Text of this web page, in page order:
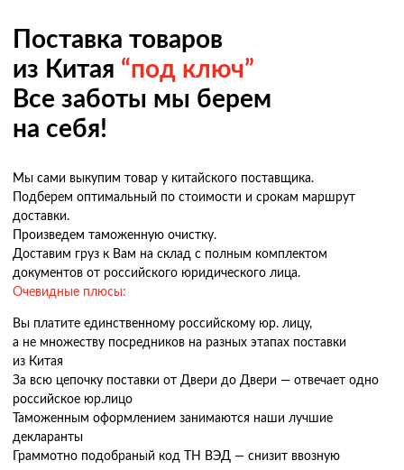
Поставка товаров
из Китая “под ключ”
Все заботы мы берем
на себя!
Мы сами выкупим товар у китайского поставщика.
Подберем оптимальный по стоимости и срокам маршрут
доставки.
Произведем таможенную очистку.
Доставим груз к Вам на склад с полным комплектом
документов от российского юридического лица.
Очевидные плюсы:
Вы платите единственному российскому юр. лицу,
а не множеству посредников на разных этапах поставки
из Китая
За всю цепочку поставки от Двери до Двери — отвечает одно
российское юр.лицо
Таможенным оформлением занимаются наши лучшие
декларанты
Граммотно подобраный код ТН ВЭД — снизит ввозную